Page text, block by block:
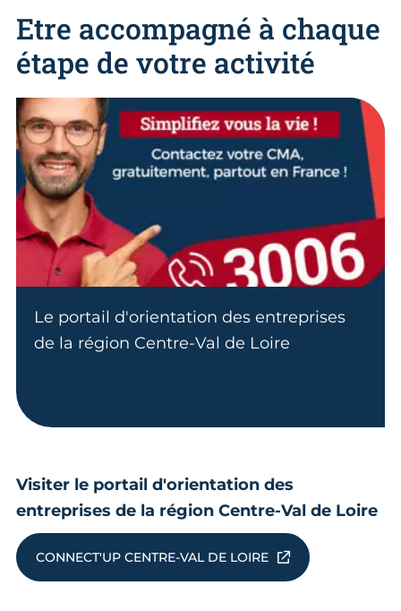
Etre accompagné à chaque
étape de votre activité
Le portail d'orientation des entreprises
de la région Centre-Val de Loire
Visiter le portail d'orientation des
entreprises de la région Centre-Val de Loire
CONNECT'UP CENTRE-VAL DE LOIRE